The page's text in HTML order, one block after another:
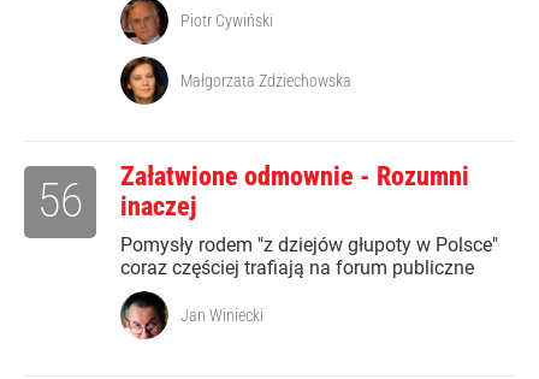
Piotr Cywiński
Małgorzata Zdziechowska
Załatwione odmownie - Rozumni
inaczej
Pomysły rodem "z dziejów głupoty w Polsce"
coraz częściej trafiają na forum publiczne
56
Jan Winiecki